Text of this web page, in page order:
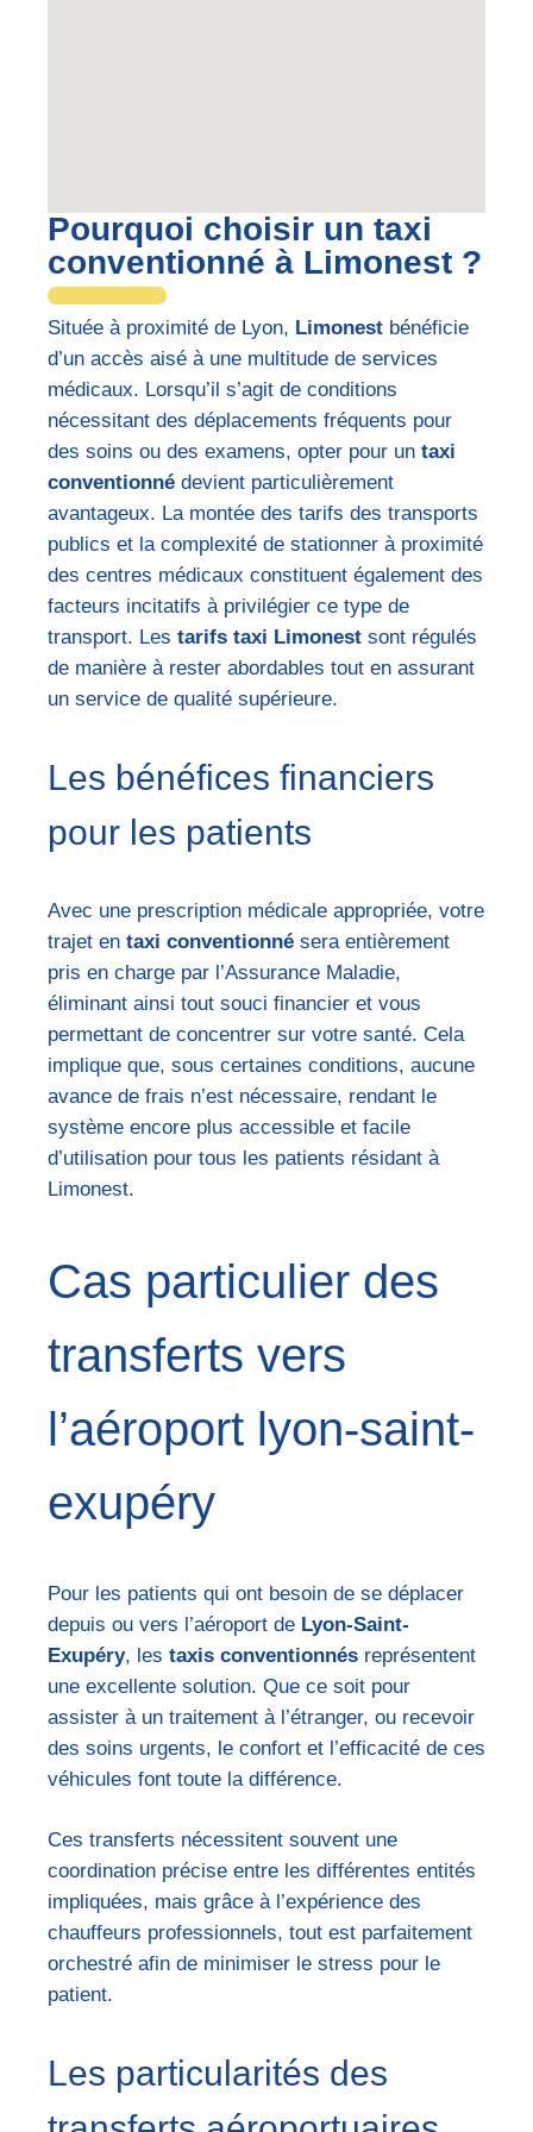
Pourquoi choisir un taxi
conventionné à Limonest ?
Située à proximité de Lyon, Limonest bénéficie
d’un accès aisé à une multitude de services
médicaux. Lorsqu’il s’agit de conditions
nécessitant des déplacements fréquents pour
des soins ou des examens, opter pour un taxi
conventionné devient particulièrement
avantageux. La montée des tarifs des transports
publics et la complexité de stationner à proximité
des centres médicaux constituent également des
facteurs incitatifs à privilégier ce type de
transport. Les tarifs taxi Limonest sont régulés
de manière à rester abordables tout en assurant
un service de qualité supérieure.
Les bénéfices financiers
pour les patients
Avec une prescription médicale appropriée, votre
trajet en taxi conventionné sera entièrement
pris en charge par l’Assurance Maladie,
éliminant ainsi tout souci financier et vous
permettant de concentrer sur votre santé. Cela
implique que, sous certaines conditions, aucune
avance de frais n’est nécessaire, rendant le
système encore plus accessible et facile
d’utilisation pour tous les patients résidant à
Limonest.
Cas particulier des
transferts vers
l’aéroport lyon-saint-
exupéry
Pour les patients qui ont besoin de se déplacer
depuis ou vers l’aéroport de Lyon-Saint-
Exupéry, les taxis conventionnés représentent
une excellente solution. Que ce soit pour
assister à un traitement à l’étranger, ou recevoir
des soins urgents, le confort et l’efficacité de ces
véhicules font toute la différence.
Ces transferts nécessitent souvent une
coordination précise entre les différentes entités
impliquées, mais grâce à l’expérience des
chauffeurs professionnels, tout est parfaitement
orchestré afin de minimiser le stress pour le
patient.
Les particularités des